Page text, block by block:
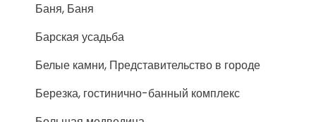
Баня, Баня
Барская усадьба
Белые камни, Представительство в городе
Березка, гостинично-банный комплекс